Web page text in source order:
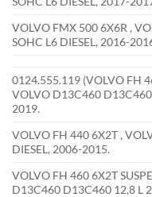
VOLVO FMX 500 6X6R ,
SOHC L6 DIESEL, 2016-
0124.555.119 (VOLVO FH
VOLVO D13C460 D13C460
2019.
VOLVO FH 440 6X2T ,
DIESEL, 2006-2015.
VOLVO FH 460 6X2T
D13C460 D13C460 12,8 L